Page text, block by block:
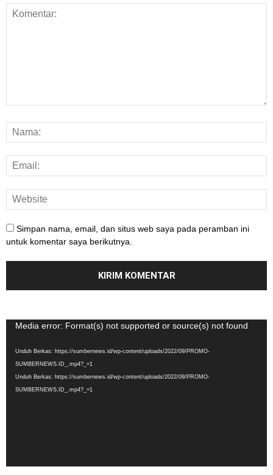
Simpan nama, email, dan situs web saya pada peramban ini
untuk komentar saya berikutnya.
Pemutar
Media error: Format(s) not supported or source(s) not found
Unduh Berkas: https://sumbernews.id/wp-content/uploads/2022/09/PROMO-
SUMBERNEWS.ID_.mp4?_=1
Unduh Berkas: https://sumbernews.id/wp-content/uploads/2022/09/PROMO-
SUMBERNEWS.ID_.mp4?_=1